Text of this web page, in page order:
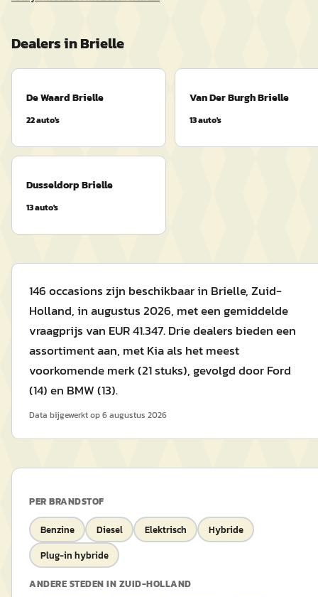
Dealers inBrielle
De Waard Brielle
22auto's
Van Der Burgh Brielle
13auto's
Dusseldorp Brielle
13auto's
146 occasions zijn beschikbaar in Brielle, Zuid-
Holland, in augustus 2026, met een gemiddelde
vraagprijs van EUR 41.347. Drie dealers bieden een
assortiment aan, met Kia als het meest
voorkomende merk (21 stuks), gevolgd door Ford
(14) en BMW (13).
Data bijgewerkt op6 augustus 2026
PER BRANDSTOF
Benzine Diesel Elektrisch
Hybride
Plug-in hybride
ANDERE STEDEN IN ZUID-HOLLAND